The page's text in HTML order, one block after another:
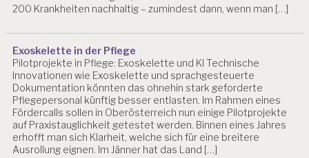
L
R
U
N
G
P
S
Y
C
H
200 Krankheiten nachhaltig – zumindest dann, wenn man […]
Exoskelette in der Pflege
Pilotprojekte in Pflege: Exoskelette und KI Technische
Innovationen wie Exoskelette und sprachgesteuerte
Dokumentation könnten das ohnehin stark geforderte
Pflegepersonal künftig besser entlasten. Im Rahmen eines
Fördercalls sollen in Oberösterreich nun einige Pilotprojekte
auf Praxistauglichkeit getestet werden. Binnen eines Jahres
erhofft man sich Klarheit, welche sich für eine breitere
Ausrollung eignen. Im Jänner hat das Land […]